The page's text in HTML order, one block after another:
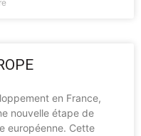
en France,
nouvelle étape de
européenne. Cette